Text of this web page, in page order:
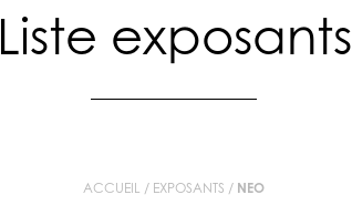
Liste exposants
ACCUEIL / EXPOSANTS / NEO